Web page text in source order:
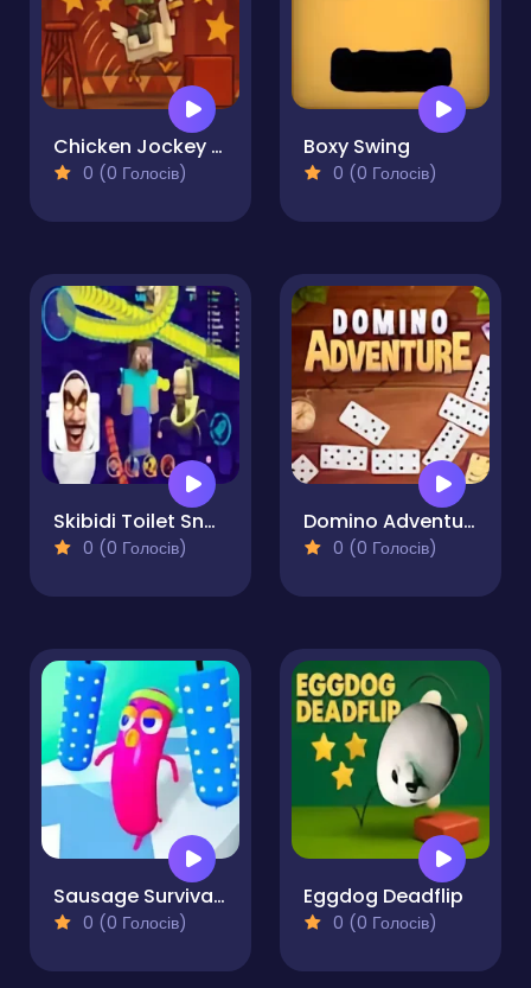
Chicken Jockey Deadflip
0 (0 Голосів)
Boxy Swing
0 (0 Голосів)
Skibidi Toilet Snake.io in Minecraft
0 (0 Голосів)
Domino Adventure
0 (0 Голосів)
Sausage Survival Master
0 (0 Голосів)
Eggdog Deadflip
0 (0 Голосів)